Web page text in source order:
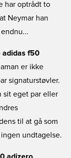
har optrådt to
Neymar han
adidas f50
er ikke
signaturstøvler.
sit eget par eller
til at gå som
undtagelse.